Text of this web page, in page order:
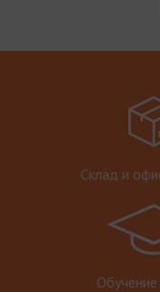
Склад и